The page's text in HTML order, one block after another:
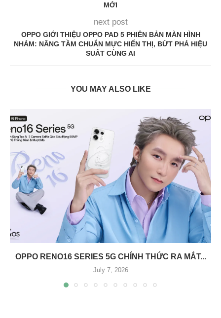
MỚI
next post
OPPO GIỚI THIỆU OPPO PAD 5 PHIÊN BẢN MÀN HÌNH
NHÁM: NÂNG TẦM CHUẨN MỰC HIỂN THỊ, BỨT PHÁ HIỆU
SUẤT CÙNG AI
YOU MAY ALSO LIKE
OPPO RENO16 SERIES 5G CHÍNH THỨC RA MẮT...
July 7, 2026